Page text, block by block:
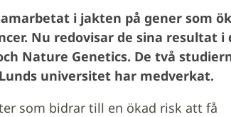
i jakten på gener som
Nu redovisar de sina resultat i
Nature Genetics. De två
universitet har medverkat.
som bidrar till en ökad risk att få